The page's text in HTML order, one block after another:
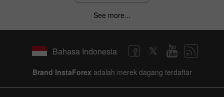
See more...
Bahasa Indonesia
Brand InstaForex adalah merek dagang terdaftar